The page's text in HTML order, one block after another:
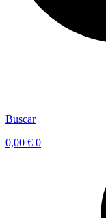
Buscar
0,00 € 0